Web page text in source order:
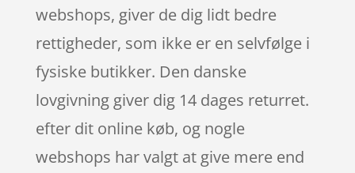
webshops, giver de dig lidt bedre
rettigheder, som ikke er en selvfølge i
fysiske butikker. Den danske
lovgivning giver dig 14 dages returret.
efter dit online køb, og nogle
webshops har valgt at give mere end